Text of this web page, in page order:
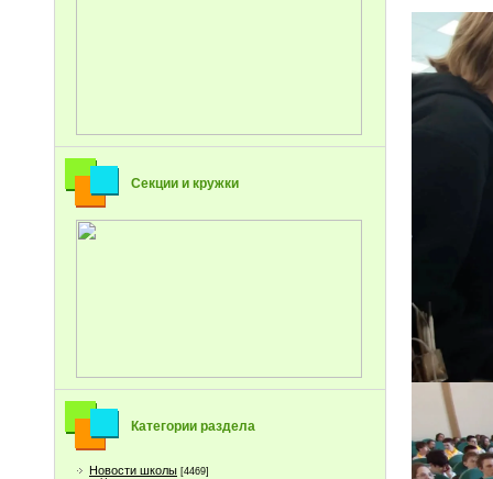
Секции и кружки
Категории раздела
Новости школы [4469]